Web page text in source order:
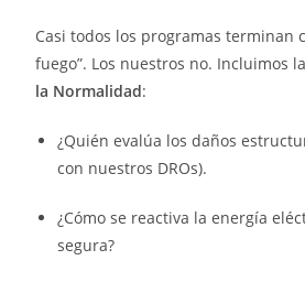
Casi todos los programas terminan
fuego”. Los nuestros no. Incluimos
la Normalidad:
¿Quién evalúa los daños
con nuestros DROs).
¿Cómo se reactiva la energía
segura?